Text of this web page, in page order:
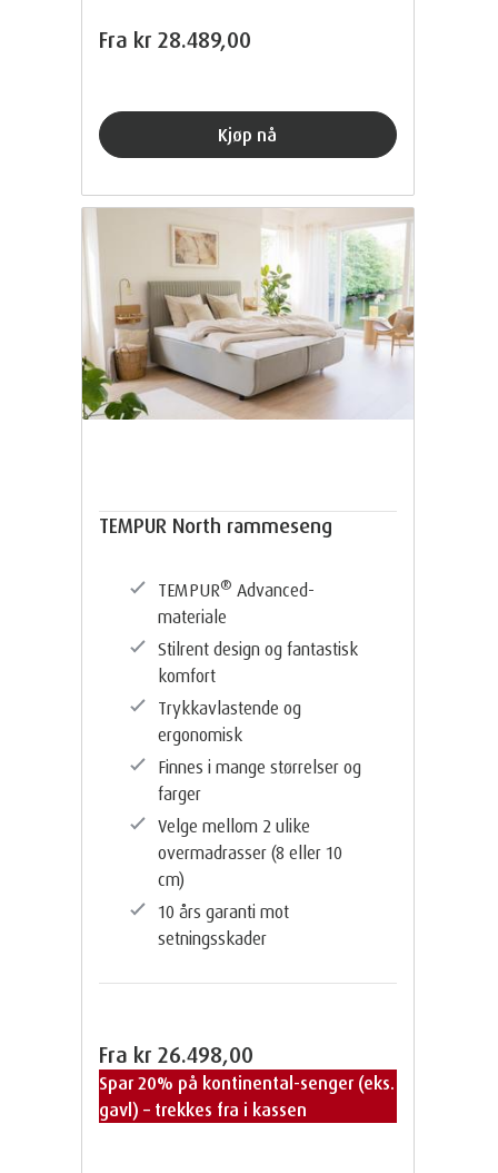
Fra kr 28.489,00
Kjøp nå
TEMPUR North rammeseng
TEMPUR® Advanced-
materiale
Stilrent design og fantastisk
komfort
Trykkavlastende og
ergonomisk
Finnes i mange størrelser og
farger
Velge mellom 2 ulike
overmadrasser (8 eller 10
cm)
10 års garanti mot
setningsskader
Fra kr 26.498,00
Spar 20% på kontinental-senger (eks.
gavl) – trekkes fra i kassen